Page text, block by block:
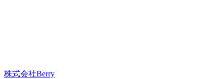
株式会社Berry